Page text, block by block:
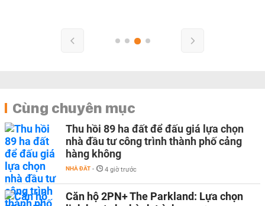
Cùng chuyên mục
Thu hồi 89 ha đất để đấu giá lựa chọn
nhà đầu tư công trình thành phố cảng
hàng không
NHÀ ĐẤT - 4 giờ trước
Căn hộ 2PN+ The Parkland: Lựa chọn